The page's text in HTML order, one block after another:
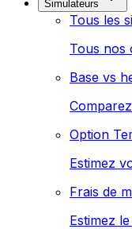
Simulateurs
Tous les
Tous nos
Base vs
Option
Estimez
Frais de
Estimez